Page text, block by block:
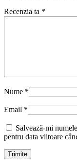
Recenzia ta *
Nume *
Email *
Salvează-mi
pentru data viitoare